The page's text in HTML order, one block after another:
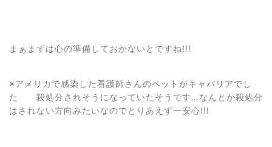
まぁまずは心の準備しておかないとですね!!!
※アメリカで感染した看護師さんのペットがキャバリアでし
た 殺処分されそうになっていたそうです…なんとか殺処分
はされない方向みたいなのでとりあえず一安心!!!